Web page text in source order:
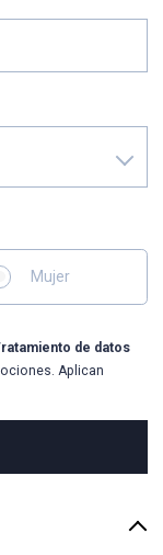
Mujer
de datos
Aplican